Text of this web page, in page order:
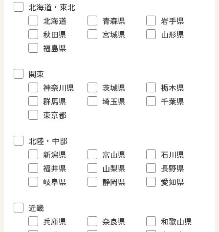
北海道・東北
北海道
青森県
岩手県
秋田県
宮城県
山形県
福島県
関東
神奈川県
茨城県
栃木県
群馬県
埼玉県
千葉県
東京都
北陸・中部
新潟県
富山県
石川県
福井県
山梨県
長野県
岐阜県
静岡県 愛知県
近畿
兵庫県
奈良県
和歌山県